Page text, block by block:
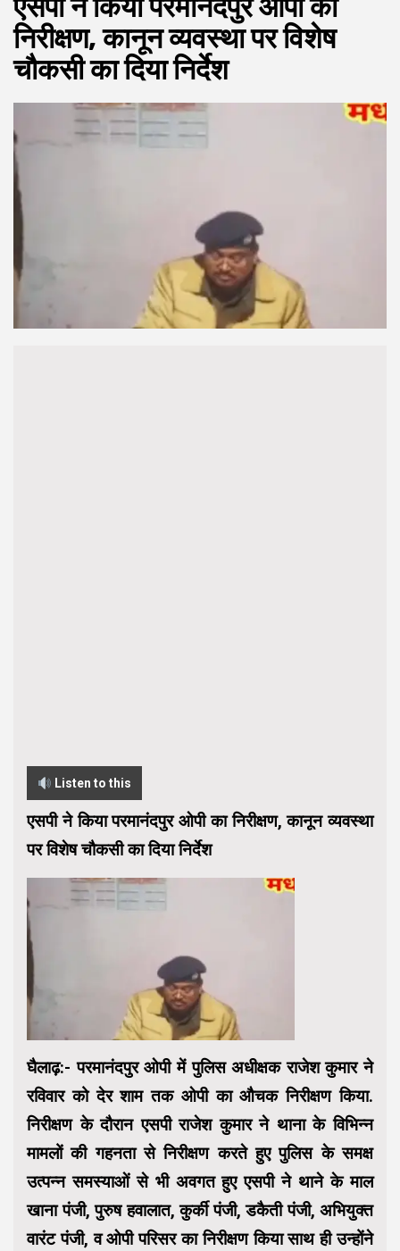
एसपी ने किया परमानंदपुर ओपी का
निरीक्षण, कानून व्यवस्था पर विशेष
चौकसी का दिया निर्देश
Listen to this
एसपी ने किया परमानंदपुर ओपी का निरीक्षण, कानून व्यवस्था
पर विशेष चौकसी का दिया निर्देश
घैलाढ़:- परमानंदपुर ओपी में पुलिस अधीक्षक राजेश कुमार ने
रविवार को देर शाम तक ओपी का औचक निरीक्षण किया.
निरीक्षण के दौरान एसपी राजेश कुमार ने थाना के विभिन्न
मामलों की गहनता से निरीक्षण करते हुए पुलिस के समक्ष
उत्पन्न समस्याओं से भी अवगत हुए एसपी ने थाने के माल
खाना पंजी, पुरुष हवालात, कुर्की पंजी, डकैती पंजी, अभियुक्त
वारंट पंजी, व ओपी परिसर का निरीक्षण किया साथ ही उन्होंने